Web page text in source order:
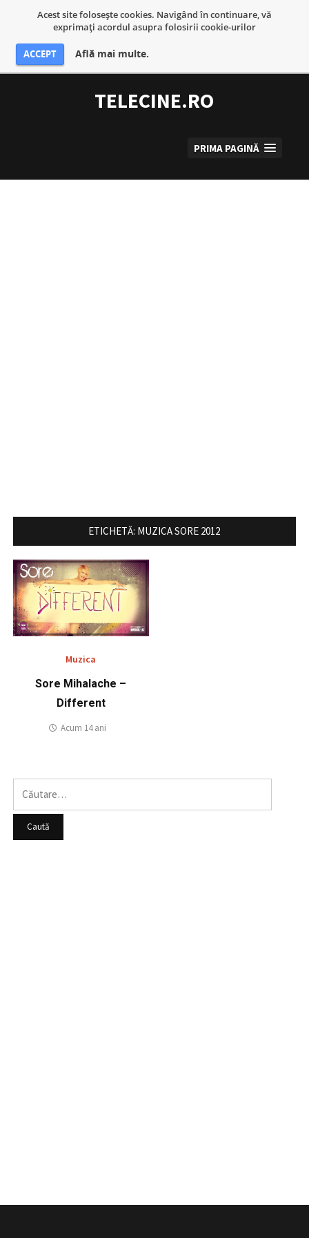
Acest site foloseşte cookies. Navigând în continuare, vă
exprimaţi acordul asupra folosirii cookie-urilor
ACCEPT Află mai multe.
conținut
TELECINE.RO
PRIMA PAGINĂ
ETICHETĂ: MUZICA SORE 2012
Muzica
Sore Mihalache –
Different
Acum 14 ani